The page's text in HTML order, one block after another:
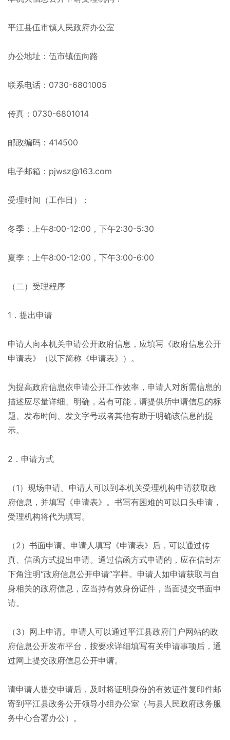
平江县伍市镇人民政府办公室
办公地址：伍市镇伍向路
联系电话：0730-6801005
传真：0730-6801014
邮政编码：414500
电子邮箱：pjwsz@163.com
受理时间（工作日）：
冬季：上午8:00-12:00，下午2:30-5:30
夏季：上午8:00-12:00，下午3:00-6:00
（二）受理程序
1．提出申请
申请人向本机关申请公开政府信息，应填写《政府信息公开
申请表》（以下简称《申请表》）。
为提高政府信息依申请公开工作效率，申请人对所需信息的
描述应尽量详细、明确，若有可能，请提供所申请信息的标
题、发布时间、发文字号或者其他有助于明确该信息的提
示。
2．申请方式
（1）现场申请。申请人可以到本机关受理机构申请获取政
府信息，并填写《申请表》。书写有困难的可以口头申请，
受理机构将代为填写。
（2）书面申请。申请人填写《申请表》后，可以通过传
真、信函方式提出申请。通过信函方式申请的，应在信封左
下角注明“政府信息公开申请”字样。申请人如申请获取与自
身相关的政府信息，应当持有效身份证件，当面提交书面申
请。
（3）网上申请。申请人可以通过平江县政府门户网站的政
府信息公开发布平台，按要求详细填写有关申请事项后，通
过网上提交政府信息公开申请。
请申请人提交申请后，及时将证明身份的有效证件复印件邮
寄到平江县政务公开领导小组办公室（与县人民政府政务服
务中心合署办公）。